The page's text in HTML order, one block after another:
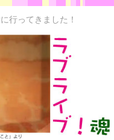
行ってきました！